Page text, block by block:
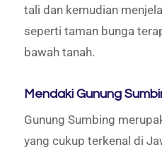
tali dan kemudian
seperti taman bunga
bawah tanah.
Mendaki Gunung
Gunung Sumbing
yang cukup terkenal di